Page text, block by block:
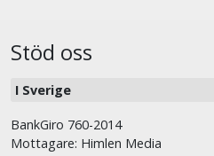
Stöd oss
I Sverige
BankGiro 760-2014
Mottagare: Himlen Media